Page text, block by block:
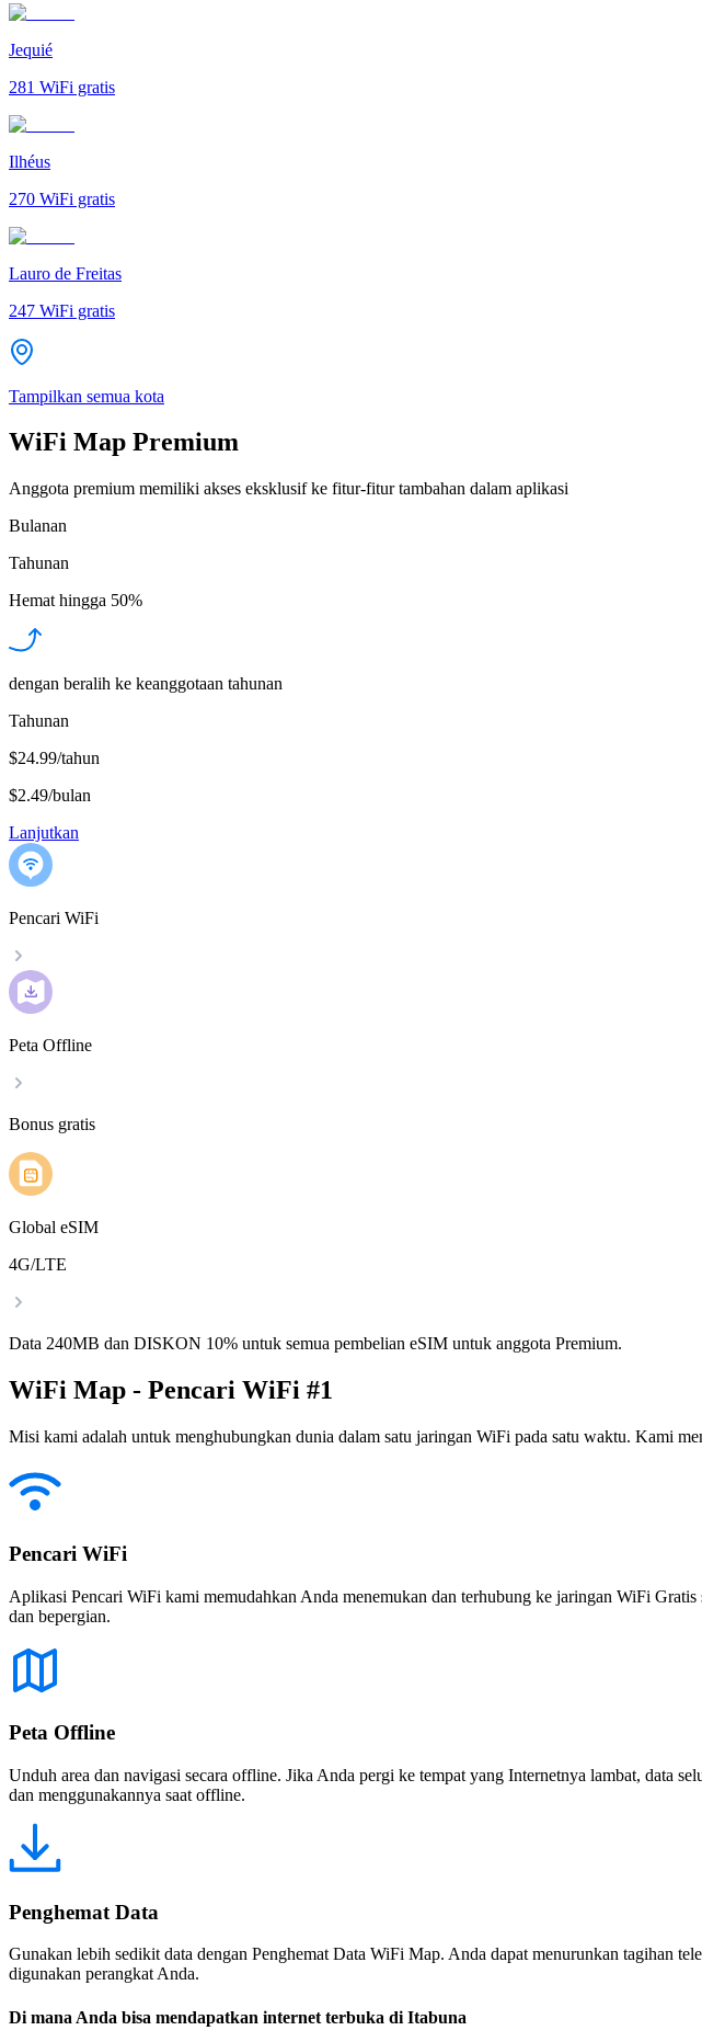
Jequié
281 WiFi gratis
Ilhéus
270 WiFi gratis
Lauro de Freitas
247 WiFi gratis
Tampilkan semua kota
WiFi Map Premium
Anggota premium memiliki akses eksklusif ke fitur-fitur tambahan dalam aplikasi
Bulanan
Tahunan
Hemat hingga 50%
dengan beralih ke keanggotaan tahunan
Tahunan
$24.99/tahun
$2.49/bulan
Lanjutkan
Pencari WiFi
Peta Offline
Bonus gratis
Global eSIM
4G/LTE
Data 240MB dan DISKON 10% untuk semua pembelian eSIM untuk anggota Premium.
WiFi Map - Pencari WiFi #1
Misi kami adalah untuk menghubungkan dunia dalam satu jaringan WiFi pada satu waktu. Kami
Pencari WiFi
Aplikasi Pencari WiFi kami memudahkan Anda menemukan dan terhubung ke jaringan WiFi
dan bepergian.
Peta Offline
Unduh area dan navigasi secara offline. Jika Anda pergi ke tempat yang Internetnya lambat, data
dan menggunakannya saat offline.
Penghemat Data
Gunakan lebih sedikit data dengan Penghemat Data WiFi Map. Anda dapat menurunkan tagihan
digunakan perangkat Anda.
Di mana Anda bisa mendapatkan internet terbuka di Itabuna